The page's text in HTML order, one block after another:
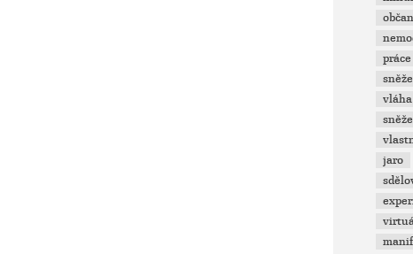
práce
vláha
jaro